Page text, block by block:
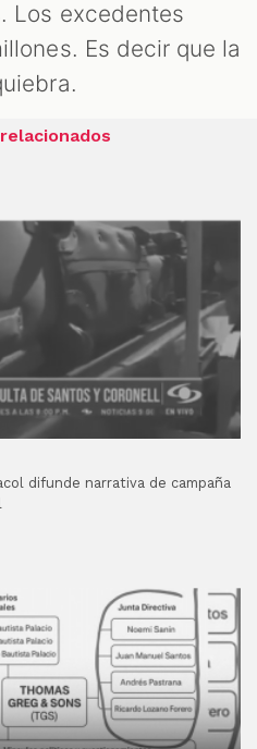
Los excedentes
Es decir que la
difunde narrativa de campaña